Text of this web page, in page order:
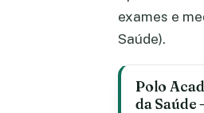
exames e
Saúde).
Polo
da Saúde